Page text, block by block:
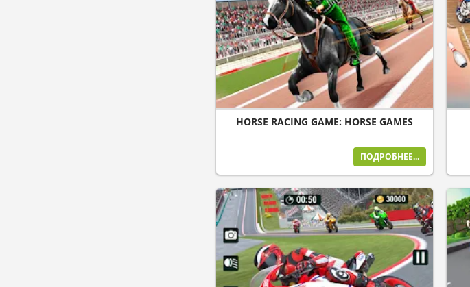
HORSE RACING GAME: HORSE GAMES
ПОДРОБНЕЕ...